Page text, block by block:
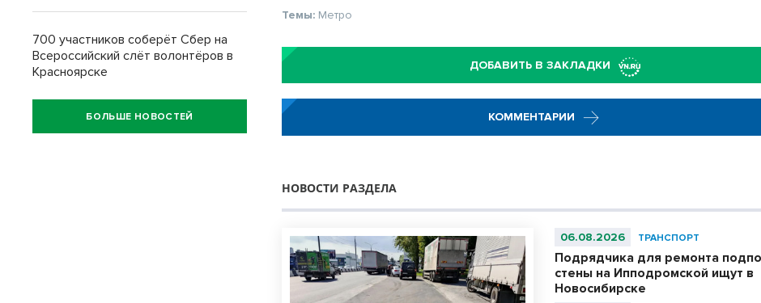
Темы: Метро
ДОБАВИТЬ В ЗАКЛАДКИ
КОММЕНТАРИИ
НОВОСТИ РАЗДЕЛА
06.08.2026 ТРАНСПОРТ
Подрядчика для ремонта
стены на Ипподромской ищут в
Новосибирске
700 участников соберёт Сбер на
Всероссийский слёт волонтёров в
Красноярске
БОЛЬШЕ НОВОСТЕЙ